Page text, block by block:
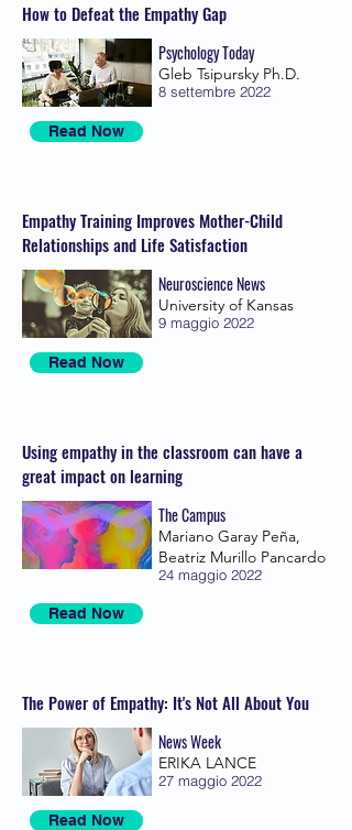
How to Defeat the Empathy Gap
Psychology Today
Gleb Tsipursky Ph.D.
8 settembre 2022
Read Now
Empathy Training Improves Mother-Child
Relationships and Life Satisfaction
Neuroscience News
University of Kansas
9 maggio 2022
Read Now
Using empathy in the classroom can have a
great impact on learning
The Campus
Mariano Garay Peña,
Beatriz Murillo Pancardo
24 maggio 2022
Read Now
The Power of Empathy: It's Not All About You
News Week
ERIKA LANCE
27 maggio 2022
Read Now